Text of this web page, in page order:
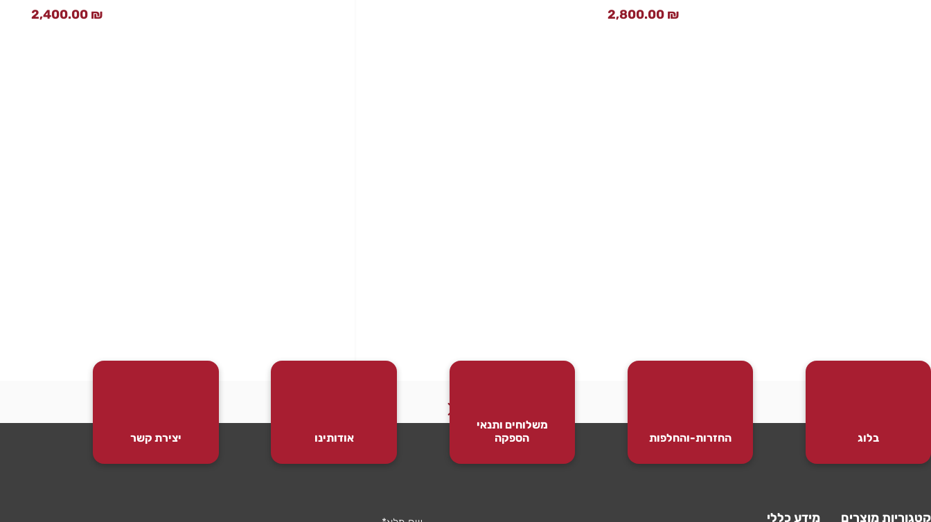
2,800.00 ₪
2,400.00 ₪
בלוג החזרות-והחלפות
משלוחים ותנאי
הספקה
אודותינו יצירת קשר
קטגוריות מוצרים מידע כללי